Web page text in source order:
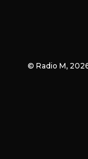
© Radio М,